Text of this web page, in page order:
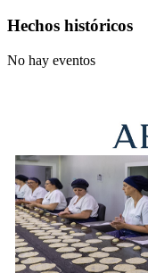
Hechos históricos
No hay eventos